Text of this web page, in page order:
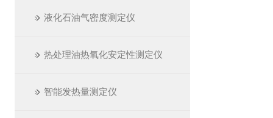
液化石油气密度测定仪
热处理油热氧化安定性测定仪
智能发热量测定仪